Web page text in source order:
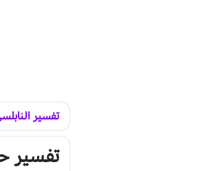
تفسير
تفسير